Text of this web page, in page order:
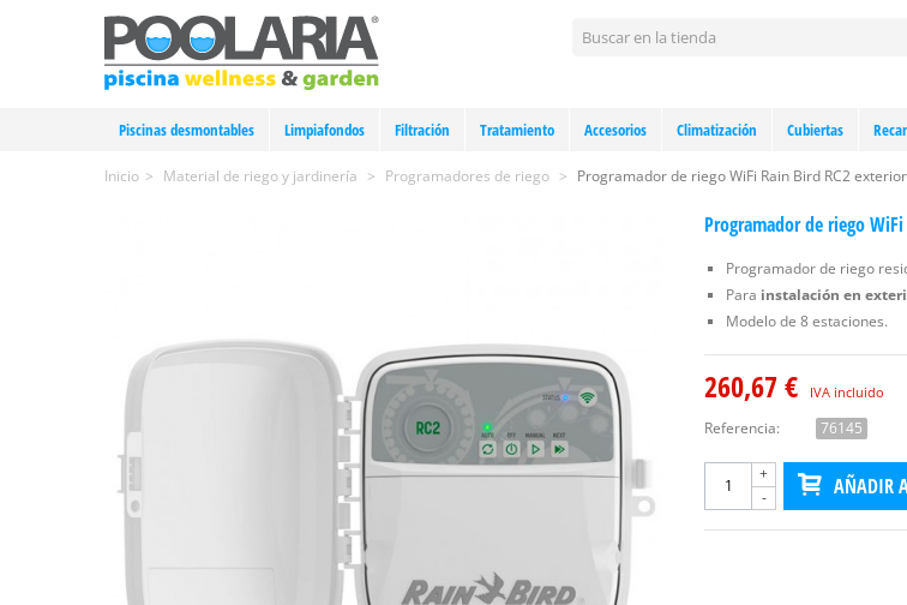
Piscinas desmontables Limpiafondos Filtración Tratamiento Accesorios Climatización Cubiertas
Inicio > Material de riego y jardinería > Programadores de riego > Programador de riego WiFi Rain Bird RC2 exterior
Programador de riego
Programador de riego
Para instalación en
Modelo de 8 estaciones.
260,67 € IVA incluido
Referencia: 76145
-
+ AÑADIR